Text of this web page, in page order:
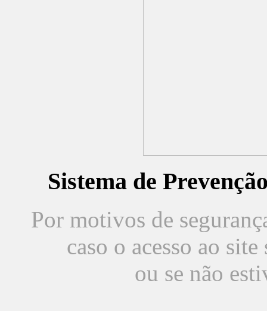
Sistema de
Por motivos de
caso o acesso ao
ou se não